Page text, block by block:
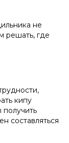
не
решать, где
кипу
получить
составляться